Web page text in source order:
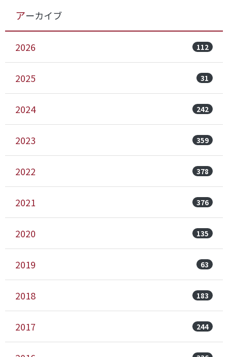
アーカイブ
2026 112
2025 31
2024 242
2023 359
2022 378
2021 376
2020 135
2019 63
2018 183
2017 244